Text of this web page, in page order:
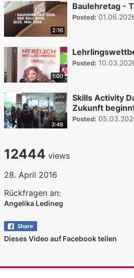
2:16
Baulehretag -
Posted:
1:00
Posted:
3:48
Skills Activity
Zukunft
Posted:
12444 views
28. April 2016
Rückfragen an:
Angelika Ledineg
Dieses Video auf Facebook teilen